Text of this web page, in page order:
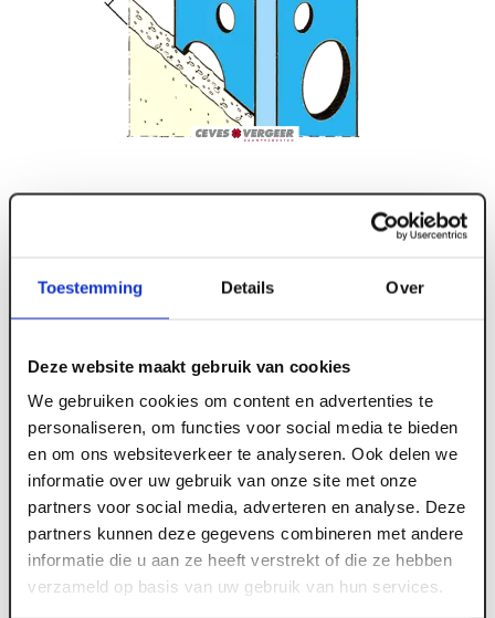
Toestemming Details Over
Deze website maakt gebruik van cookies
We gebruiken cookies om content en advertenties te
personaliseren, om functies voor social media te bieden
en om ons websiteverkeer te analyseren. Ook delen we
informatie over uw gebruik van onze site met onze
partners voor social media, adverteren en analyse. Deze
partners kunnen deze gegevens combineren met andere
informatie die u aan ze heeft verstrekt of die ze hebben
verzameld op basis van uw gebruik van hun services.
ART003384
Hoekbeschermer 6 mm binnen verzinkt lengte
2600 mm SG 1040
Meld je aan of maak een account aan om toegang